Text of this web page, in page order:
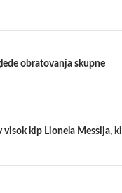
obratovanja skupne
kip Lionela Messija, ki